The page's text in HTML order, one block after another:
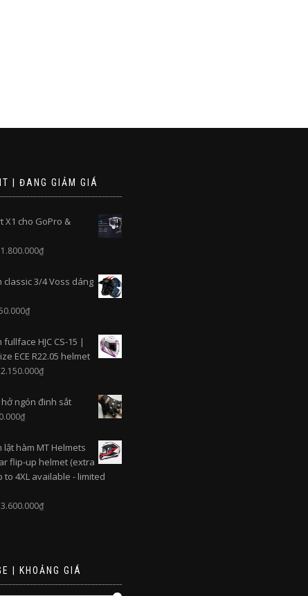
| ĐANG GIẢM GIÁ
X1 cho GoPro &
1.800.000₫
classic 3/4 Voss dáng
₫
HJC CS-15 |
ECE R22.05 helmet
2.150.000₫
ngón đinh sắt
₫
lật hàm MT Helmets
flip-up helmet (extra
to 4XL available - limited
3.600.000₫
| KHOẢNG GIÁ